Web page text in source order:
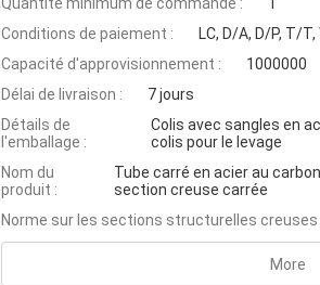
Conditions de paiement :
LC, D/A, D/P, T/
Capacité d'approvisionnement :
1000000
Délai de livraison :
7 jours
Détails de
l'emballage :
Colis avec sangles en
colis pour le levage
Nom du
produit :
Tube carré en acier au
section creuse carrée
Norme sur les sections structurelles creuses
More